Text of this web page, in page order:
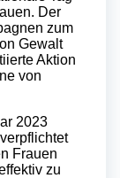
Der
zum
Gewalt
Aktion
von
2023
Frauen
zu